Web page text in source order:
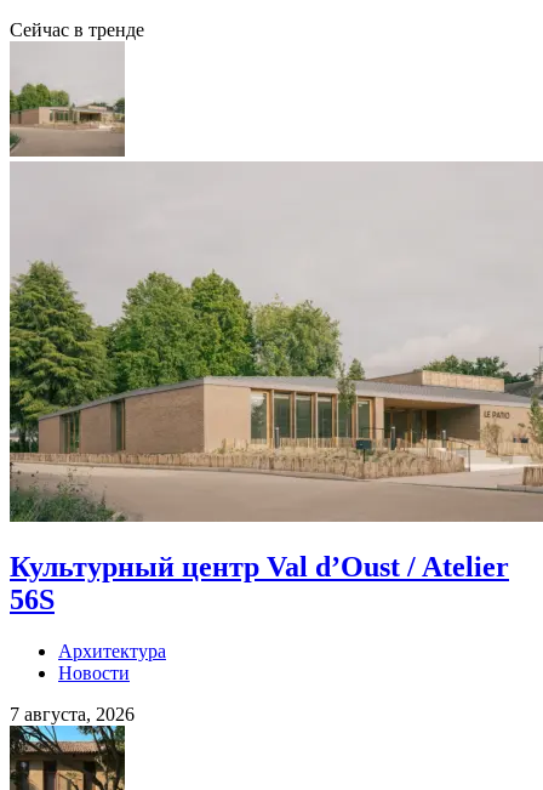
Сейчас в тренде
Культурный центр Val d’Oust / Atelier
56S
Архитектура
Новости
7 августа, 2026